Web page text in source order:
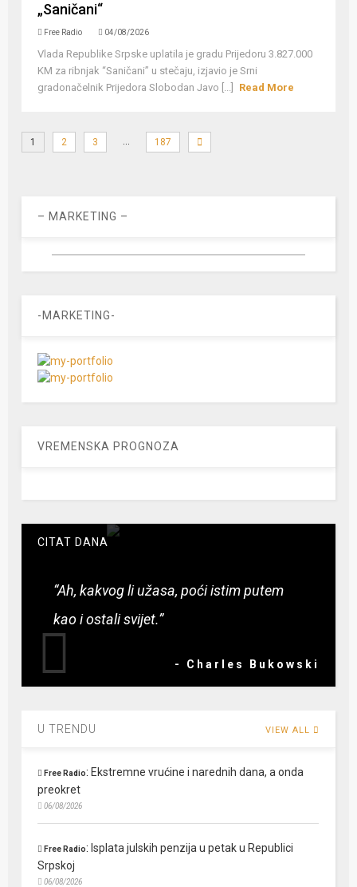
„Saničani“
Free Radio 04/08/2026
Vlada Republike Srpske uplatila je gradu Prijedoru 3.827.000
KM za ribnjak “Saničani” u stečaju, izjavio je Srni
gradonačelnik Prijedora Slobodan Javo [...]
Read More
1 2 3 … 187
– MARKETING –
-MARKETING-
VREMENSKA PROGNOZA
CITAT DANA
“Ah, kakvog li užasa, poći istim putem
kao i ostali svijet.”
- Charles Bukowski
U TRENDU VIEW ALL
Free Radio: Ekstremne vrućine i narednih dana, a onda
preokret
06/08/2026
Free Radio: Isplata julskih penzija u petak u Republici
Srpskoj
06/08/2026